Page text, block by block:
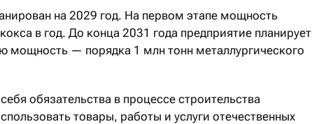
на 2029 год. На первом этапе мощность
в год. До конца 2031 года предприятие планирует
мощность — порядка 1 млн тонн металлургического
обязательства в процессе строительства
товары, работы и услуги отечественных